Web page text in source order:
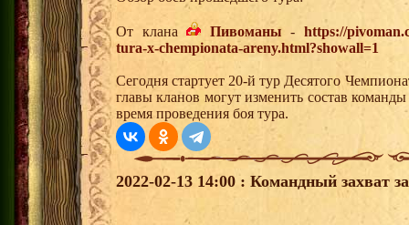
От клана Пивоманы -https://
tura-x-chempionata-areny.html?showall=1
Сегодня стартует 20-й тур Десятого
главы кланов могут изменить состав
время проведения боя тура.
2022-02-13 14:00 : Командный захват